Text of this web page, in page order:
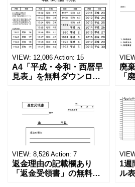
VIEW: 12,086 Action: 15
A4「平成・令和・西暦早
見表」を無料ダウンロー
る！印刷可能な一覧表！
印刷可能な平成・令和・
西暦早見表を無料ダウン
ロードでご利用いただけ
ます。 パソコンに保存し
ていただくか、A4サイズ
でコピーしてご
廃
「
ー
者
さ
類
テ
店
店
VIEW: 8,526 Action: 7
返金理由の記載欄あり
「返金受領書」の無料テ
1週
ル